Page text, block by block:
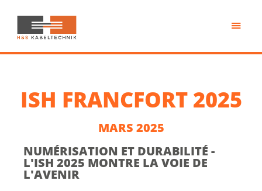
contenu
principal
H&S
Kabeltechnik
ISH FRANCFORT 2025
MARS 2025
NUMÉRISATION ET DURABILITÉ -
L'ISH 2025 MONTRE LA VOIE DE
L'AVENIR